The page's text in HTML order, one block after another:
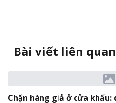
Bài viết liên quan
Chặn hàng giả ở cửa khẩu: